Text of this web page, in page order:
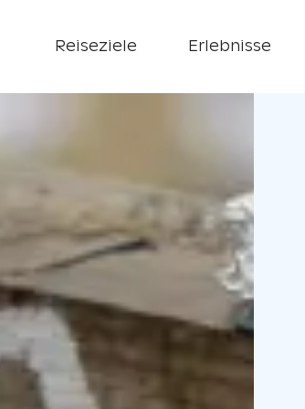
Reiseziele Erlebnisse